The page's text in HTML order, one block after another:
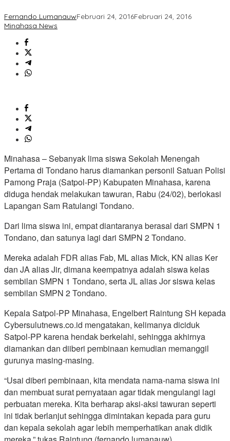
Fernando LumanauwFebruari 24, 2016Februari 24, 2016
Minahasa News
Minahasa – Sebanyak lima siswa Sekolah Menengah
Pertama di Tondano harus diamankan personil Satuan Polisi
Pamong Praja (Satpol-PP) Kabupaten Minahasa, karena
diduga hendak melakukan tawuran, Rabu (24/02), berlokasi
Lapangan Sam Ratulangi Tondano.
Dari lima siswa ini, empat diantaranya berasal dari SMPN 1
Tondano, dan satunya lagi dari SMPN 2 Tondano.
Mereka adalah FDR alias Fab, ML alias Mick, KN alias Ker
dan JA alias Jir, dimana keempatnya adalah siswa kelas
sembilan SMPN 1 Tondano, serta JL alias Jor siswa kelas
sembilan SMPN 2 Tondano.
Kepala Satpol-PP Minahasa, Engelbert Raintung SH kepada
Cybersulutnews.co.id mengatakan, kelimanya diciduk
Satpol-PP karena hendak berkelahi, sehingga akhirnya
diamankan dan diiberi pembinaan kemudian memanggil
gurunya masing-masing.
“Usai diberi pembinaan, kita mendata nama-nama siswa ini
dan membuat surat pernyataan agar tidak mengulangi lagi
perbuatan mereka. Kita berharap aksi-aksi tawuran seperti
ini tidak berlanjut sehingga dimintakan kepada para guru
dan kepala sekolah agar lebih memperhatikan anak didik